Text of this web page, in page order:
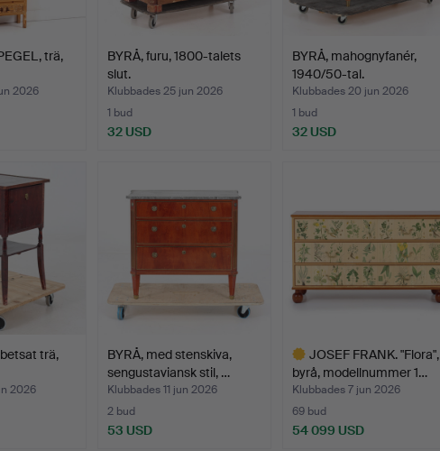
trä,
2026
BYRÅ, furu, 1800-talets
slut.
Klubbades 25 jun 2026
1 bud
32 USD
BYRÅ, mahognyfanér,
1940/50-tal.
Klubbades 20 jun 2026
1 bud
32 USD
trä,
2026
BYRÅ, med stenskiva,
sengustaviansk stil, …
Klubbades 11 jun 2026
2 bud
53 USD
JOSEF FRANK. "Flora",
byrå, modellnummer 1…
Klubbades 7 jun 2026
69 bud
54 099 USD